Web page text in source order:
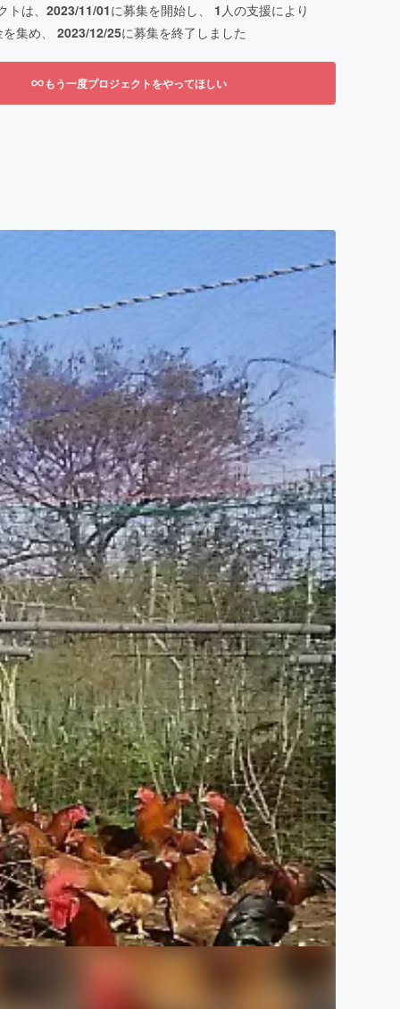
は、 2023/11/01に募集を開始し、 1 人の支援により
集め、 2023/12/25に募集を終了しました
もう一度プロジェクトをやってほしい